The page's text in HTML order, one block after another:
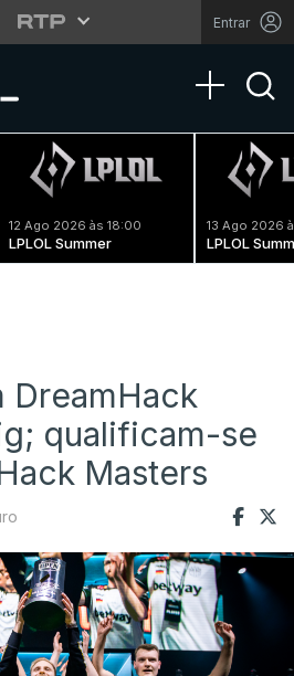
Entrar
Toggle
12 Ago 2026 às 18:00
LPLOL Summer
13 Ago 2026
LPLOL
DreamHack
qualificam-se
Masters